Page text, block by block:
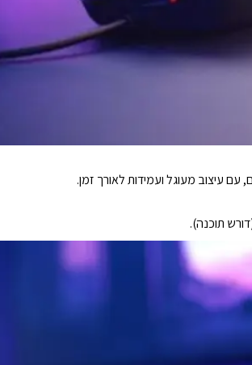
עיצוב מעוגל ועמידות לאורך זמן.